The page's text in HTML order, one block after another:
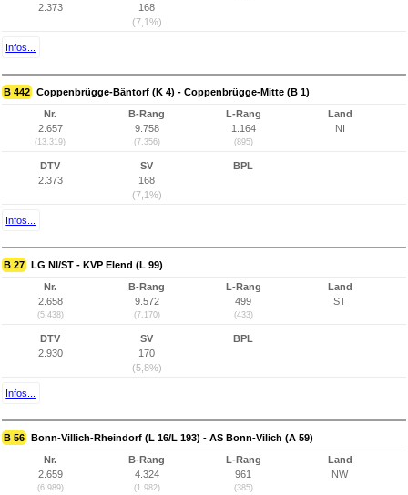
2.373
168
(7,1%)
Infos...
B 442 Coppenbrügge-Bäntorf (K 4) - Coppenbrügge-Mitte (B 1)
Nr.
2.657
(13.319)
B-Rang
9.758
(7.356)
L-Rang
1.164
(895)
Land
NI
DTV
2.373
SV
168
(7,1%)
BPL
Infos...
B 27 LG NI/ST - KVP Elend (L 99)
Nr.
2.658
(5.438)
B-Rang
9.572
(7.170)
L-Rang
499
(433)
Land
ST
DTV
2.930
SV
170
(5,8%)
BPL
Infos...
B 56 Bonn-Villich-Rheindorf (L 16/L 193) - AS Bonn-Vilich (A 59)
Nr.
2.659
(6.989)
B-Rang
4.324
(1.982)
L-Rang
961
(385)
Land
NW